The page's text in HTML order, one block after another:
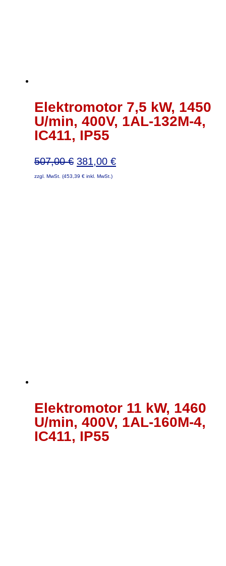
Elektromotor 7,5 kW, 1450
U/min, 400V, 1AL-132M-4,
IC411, IP55
507,00€ Ursprünglicher
Preis
381,00 €Aktueller
zzgl. MwSt. (453,39 € inkl. MwSt.)
Elektromotor 11 kW, 1460
U/min, 400V, 1AL-160M-4,
IC411, IP55